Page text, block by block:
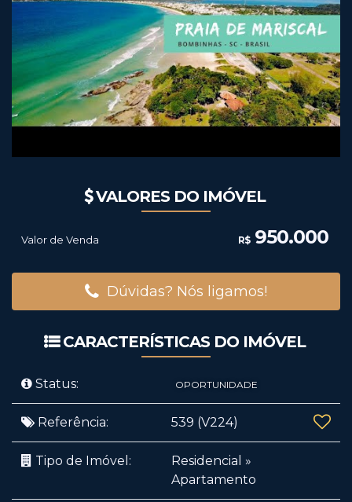
VALORES DO IMÓVEL
R$950.000
Valor de Venda
Dúvidas? Nós ligamos!
CARACTERÍSTICAS DO IMÓVEL
Status: OPORTUNIDADE
Referência: 539 (V224)
Tipo de Imóvel: Residencial »
Apartamento